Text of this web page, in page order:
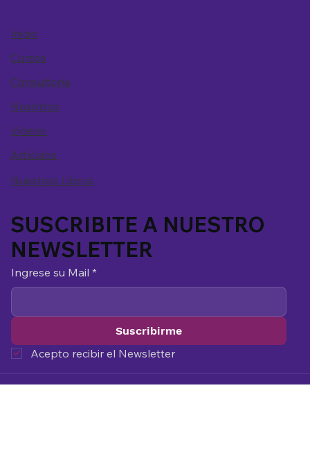
Inicio
Cursos
Consultoría
Nosotros
Videos
Artículos
Nuestros Libros
SUSCRIBITE A NUESTRO
NEWSLETTER
Ingrese su Mail *
Suscribirme
Acepto recibir el Newsletter